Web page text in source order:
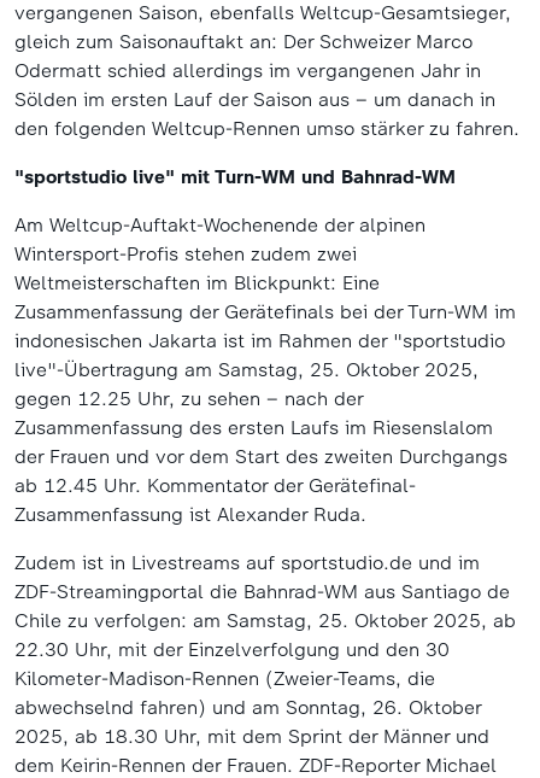
vergangenen Saison, ebenfalls Weltcup-Gesamtsieger,
gleich zum Saisonauftakt an: Der Schweizer Marco
Odermatt schied allerdings im vergangenen Jahr in
Sölden im ersten Lauf der Saison aus – um danach in
den folgenden Weltcup-Rennen umso stärker zu fahren.
"sportstudio live" mit Turn-WM und Bahnrad-WM
Am Weltcup-Auftakt-Wochenende der alpinen
Wintersport-Profis stehen zudem zwei
Weltmeisterschaften im Blickpunkt: Eine
Zusammenfassung der Gerätefinals bei der Turn-WM im
indonesischen Jakarta ist im Rahmen der "sportstudio
live"-Übertragung am Samstag, 25. Oktober 2025,
gegen 12.25 Uhr, zu sehen – nach der
Zusammenfassung des ersten Laufs im Riesenslalom
der Frauen und vor dem Start des zweiten Durchgangs
ab 12.45 Uhr. Kommentator der Gerätefinal-
Zusammenfassung ist Alexander Ruda.
Zudem ist in Livestreams auf sportstudio.de und im
ZDF-Streamingportal die Bahnrad-WM aus Santiago de
Chile zu verfolgen: am Samstag, 25. Oktober 2025, ab
22.30 Uhr, mit der Einzelverfolgung und den 30
Kilometer-Madison-Rennen (Zweier-Teams, die
abwechselnd fahren) und am Sonntag, 26. Oktober
2025, ab 18.30 Uhr, mit dem Sprint der Männer und
dem Keirin-Rennen der Frauen. ZDF-Reporter Michael